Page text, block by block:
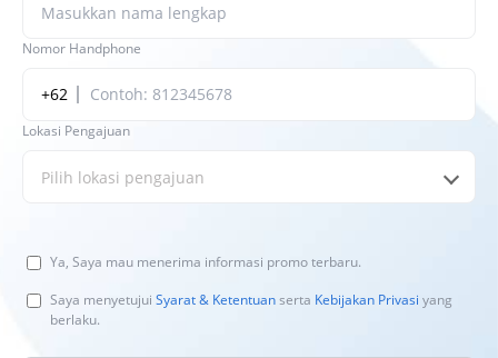
Nomor Handphone
+62
Lokasi Pengajuan
Pilih lokasi pengajuan
Ya, Saya mau menerima informasi promo terbaru.
Saya menyetujui Syarat & Ketentuanserta Kebijakan Privasi yang
berlaku.